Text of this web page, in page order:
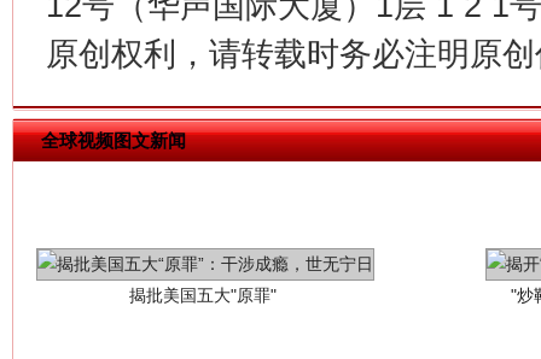
原创权利，请转载时务必注明原
全球视频图文新闻揭批美国五大"原罪" "炒